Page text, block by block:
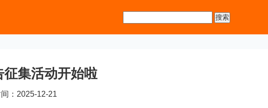
征集活动开始啦
：2025-12-21